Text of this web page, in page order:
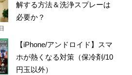
解する方法＆洗浄スプレーは
必要か？
【iPhone/アンドロイド】スマ
ホが熱くなる対策（保冷剤/10
円玉以外）